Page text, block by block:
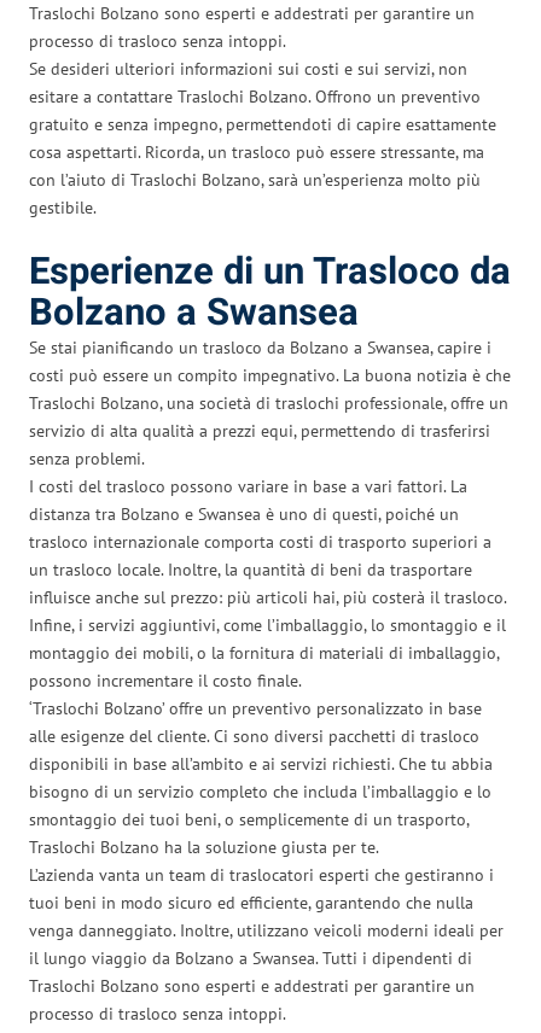
Traslochi Bolzano sono esperti e addestrati per garantire un
processo di trasloco senza intoppi.
Se desideri ulteriori informazioni sui costi e sui servizi, non
esitare a contattare Traslochi Bolzano. Offrono un preventivo
gratuito e senza impegno, permettendoti di capire esattamente
cosa aspettarti. Ricorda, un trasloco può essere stressante, ma
con l’aiuto di Traslochi Bolzano, sarà un’esperienza molto più
gestibile.
Esperienze di un Trasloco da
Bolzano a Swansea
Se stai pianificando un trasloco da Bolzano a Swansea, capire i
costi può essere un compito impegnativo. La buona notizia è che
Traslochi Bolzano, una società di traslochi professionale, offre un
servizio di alta qualità a prezzi equi, permettendo di trasferirsi
senza problemi.
I costi del trasloco possono variare in base a vari fattori. La
distanza tra Bolzano e Swansea è uno di questi, poiché un
trasloco internazionale comporta costi di trasporto superiori a
un trasloco locale. Inoltre, la quantità di beni da trasportare
influisce anche sul prezzo: più articoli hai, più costerà il trasloco.
Infine, i servizi aggiuntivi, come l’imballaggio, lo smontaggio e il
montaggio dei mobili, o la fornitura di materiali di imballaggio,
possono incrementare il costo finale.
‘Traslochi Bolzano’ offre un preventivo personalizzato in base
alle esigenze del cliente. Ci sono diversi pacchetti di trasloco
disponibili in base all’ambito e ai servizi richiesti. Che tu abbia
bisogno di un servizio completo che includa l’imballaggio e lo
smontaggio dei tuoi beni, o semplicemente di un trasporto,
Traslochi Bolzano ha la soluzione giusta per te.
L’azienda vanta un team di traslocatori esperti che gestiranno i
tuoi beni in modo sicuro ed efficiente, garantendo che nulla
venga danneggiato. Inoltre, utilizzano veicoli moderni ideali per
il lungo viaggio da Bolzano a Swansea. Tutti i dipendenti di
Traslochi Bolzano sono esperti e addestrati per garantire un
processo di trasloco senza intoppi.